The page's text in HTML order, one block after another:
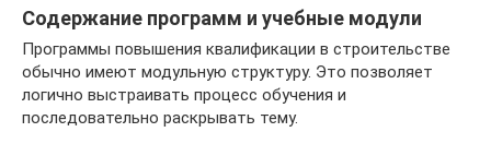
Содержание программ и учебные модули
Программы повышения квалификации в строительстве
обычно имеют модульную структуру. Это позволяет
логично выстраивать процесс обучения и
последовательно раскрывать тему.